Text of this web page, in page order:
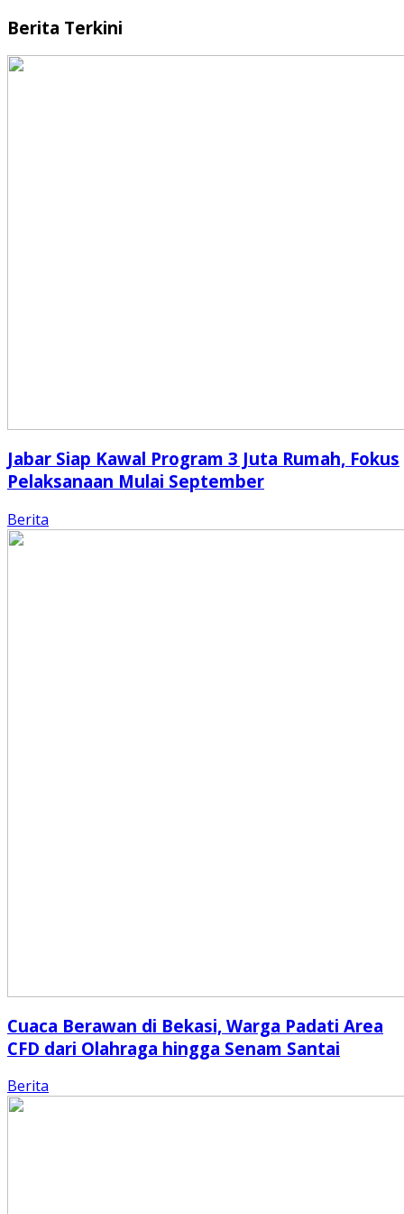
Berita Terkini
Jabar Siap Kawal Program 3 Juta Rumah, Fokus
Pelaksanaan Mulai September
Berita
Cuaca Berawan di Bekasi, Warga Padati Area
CFD dari Olahraga hingga Senam Santai
Berita